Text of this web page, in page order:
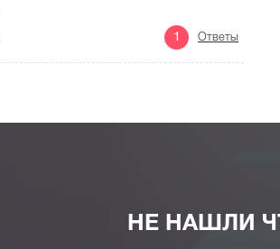
1 Ответы
НЕ НАШЛИ